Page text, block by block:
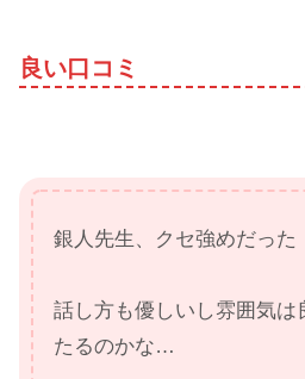
良い口コミ
銀人先生、クセ強めだった
話し方も優しいし雰囲気は
たるのかな…